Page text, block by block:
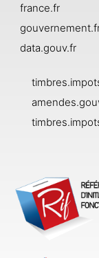
france.fr
data.gouv.fr